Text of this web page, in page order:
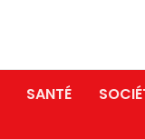
SANTÉ